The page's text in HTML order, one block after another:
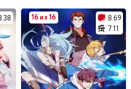
16 из 16
8.69
7.11